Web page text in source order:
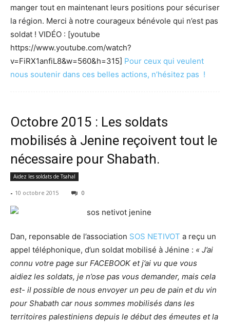
manger tout en maintenant leurs positions pour sécuriser
la région. Merci à notre courageux bénévole qui n’est pas
soldat ! VIDÉO : [youtube
https://www.youtube.com/watch?
v=FiRX1anfiL8&w=560&h=315] Pour ceux qui veulent
nous soutenir dans ces belles actions, n’hésitez pas !
Octobre 2015 : Les soldats
mobilisés à Jenine reçoivent tout le
nécessaire pour Shabath.
Aidez les soldats de Tsahal
- 10 octobre 2015 0
Dan, reponsable de l’association SOS NETIVOT a reçu un
appel téléphonique, d’un soldat mobilisé à Jénine : « J’ai
connu votre page sur FACEBOOK et j’ai vu que vous
aidiez les soldats, je n’ose pas vous demander, mais cela
est- il possible de nous envoyer un peu de pain et du vin
pour Shabath car nous sommes mobilisés dans les
territoires palestiniens depuis le début des émeutes et la